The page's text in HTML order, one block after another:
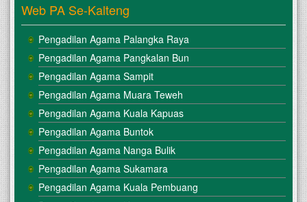
Web PA Se-Kalteng
Pengadilan Agama Palangka Raya
Pengadilan Agama Pangkalan Bun
Pengadilan Agama Sampit
Pengadilan Agama Muara Teweh
Pengadilan Agama Kuala Kapuas
Pengadilan Agama Buntok
Pengadilan Agama Nanga Bulik
Pengadilan Agama Sukamara
Pengadilan Agama Kuala Pembuang